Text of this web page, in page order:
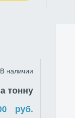
В наличии
тонну
руб.